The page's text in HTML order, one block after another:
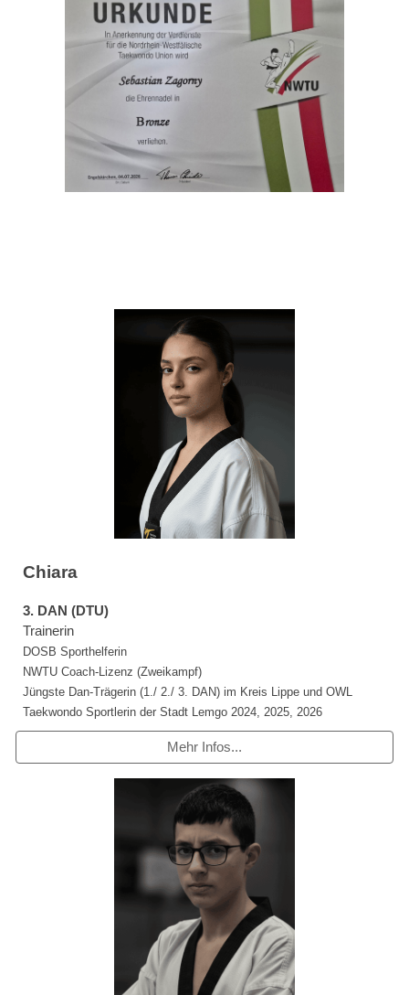
Chiara
3. DAN (DTU)
Trainerin
DOSB Sporthelferin
NWTU Coach-Lizenz (Zweikampf)
Jüngste Dan-Trägerin (1./ 2./3. DAN) im Kreis Lippe und OWL
Taekwondo Sportlerin der Stadt Lemgo 2024,2025, 2026
Mehr Infos...